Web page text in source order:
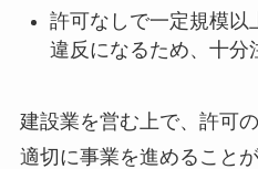
許可なしで一定規模以
違反になるため、十分
建設業を営む上で、許可
適切に事業を進めること